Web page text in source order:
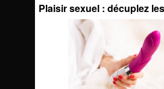
Plaisir sexuel : décuplez